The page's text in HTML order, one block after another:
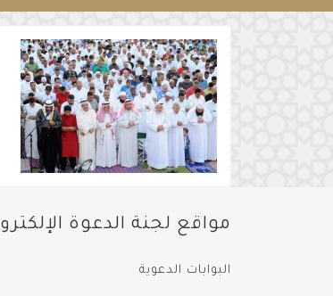
مواقع لجنة الدعوة
البوابات الدعوية